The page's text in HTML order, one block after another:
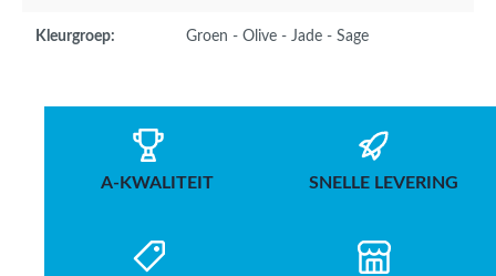
Kleurgroep: Groen - Olive - Jade - Sage
A-KWALITEIT SNELLE LEVERING